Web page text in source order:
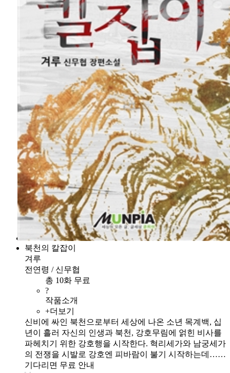
북천의 칼잡이
겨루
전연령 / 신무협
총 10화 무료
?
작품소개
+더보기
신비에 싸인 북천으로부터 세상에 나온 소년 목계백, 십
년이 흘러 자신의 인생과 북천, 강호무림에 얽힌 비사를
파헤치기 위한 강호행을 시작한다. 혁리세가와 남궁세가
의 전쟁을 시발로 강호엔 피바람이 불기 시작하는데……
기다리면 무료 안내